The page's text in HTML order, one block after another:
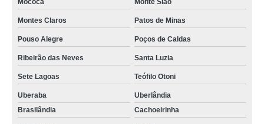
Mococa Monte Sião
Montes Claros Patos de Minas
Pouso Alegre Poços de Caldas
Ribeirão das Neves Santa Luzia
Sete Lagoas Teófilo Otoni
Uberaba
Uberlândia
Brasilândia
Cachoeirinha